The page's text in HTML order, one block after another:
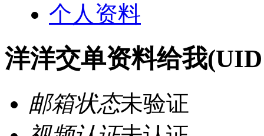
个人资料
洋洋交单资料给我
邮箱状态未验证